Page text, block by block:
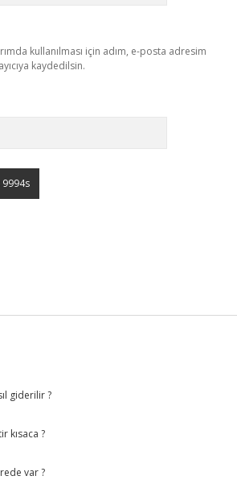
kullanılması için adım, e-posta adresim
kaydedilsin.
giderilir ?
kısaca ?
var ?